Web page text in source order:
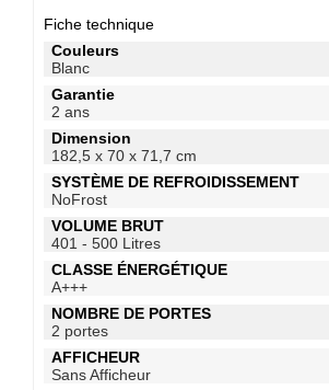
Fiche technique
Couleurs
Blanc
Garantie
2 ans
Dimension
182,5 x 70 x 71,7 cm
SYSTÈME DE REFROIDISSEMENT
NoFrost
VOLUME BRUT
401 - 500 Litres
CLASSE ÉNERGÉTIQUE
A+++
NOMBRE DE PORTES
2 portes
AFFICHEUR
Sans Afficheur